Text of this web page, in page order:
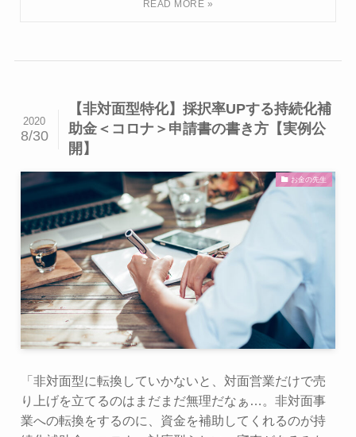
【非対面型特化】採択率UPする持続化補
助金＜コロナ＞申請書の書き方【実例公
開】
2020
8/30
お金の先生
「非対面型に転換していかないと、対面営業だけで売
り上げを立てるのはまだまだ無理だなぁ…。非対面事
業への転換をするのに、資金を補助してくれるのが持